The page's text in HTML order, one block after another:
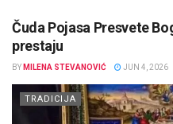
Čuda Pojasa Presvete
prestaju
BY MILENA STEVANOVIĆ JUN 4, 2026
TRADICIJA